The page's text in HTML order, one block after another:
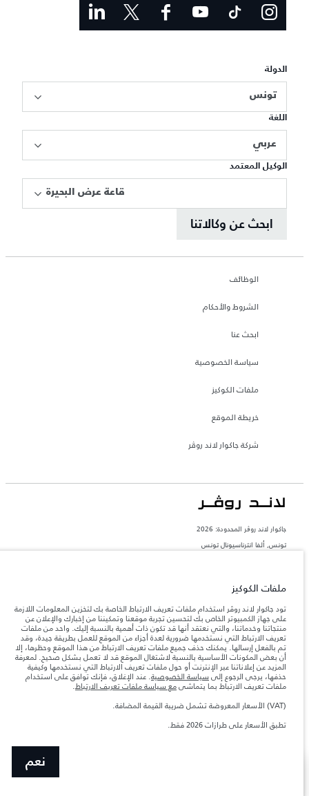
الدولة
تونس
اللغة
عربي
الوكيل المعتمد
قاعة عرض البحيرة
ابحث عن وكالاتنا
الوظائف
الشروط والأحكام
ابحث عنا
سياسة الخصوصية
ملفات الكوكيز
خريطة الموقع
شركة جاكوار لاند روڤر
جاكوار لاند روڨر المحدودة: 2026
تونس, ألفا انترناسيونال تونس
والحمولة.
المعلومات والمواصفات والأسعار والألوان المذكورة على هذا الموقع قد تختلف من بلد إلى
آخر، كما أنّها قد تتغير بدون إشعار مسبق. الرجاء التواصل مع وكيلنا المحلي للتأكد من توفّرها
والتحقق من الأسعار.
ملاحظة مهمة حول الصور والمواصفات. إن النقص العالمي في أشباه الموصلات يؤثر حاليًا
في مواصفات تصميم السيارات وتوفر الخيارات وتوقيتات التصاميم. هذا ظرف ديناميكي
للغاية، ونتيجة لذلك، قد لا تمثّل الصور المستخدَمة ضمن موقع الويب حاليًا المواصفات الحالية
بالكامل بالنسبة إلى الميزات والخيارات والحلية ومجموعات الألوان. يرجى استشارة وكيلك الذي
سيتمكّن من تأكيد أي تقييدات حالية معك للسماح لك باتخاذ قرار مدروس
الأرقام المقدمة هي نتيجة لاختبارات المصنع الرسمية وفقاً لتشريعات الاتحاد الأوروبي. قد
الأرقام بغرض المقارنة فحسب.‎‎‎
ملفات الكوكيز
تود جاكوار لاند روڤر استخدام ملفات تعريف الارتباط الخاصة بك لتخزين المعلومات اللازمة
على جهاز الكمبيوتر الخاص بك لتحسين تجربة موقعنا وتمكيننا من إخبارك والإعلان عن
منتجاتنا وخدماتنا، والتي نعتقد أنها قد تكون ذات أهمية بالنسبة إليك. واحد من ملفات
تعريف الارتباط التي نستخدمها ضرورية لعدة أجزاء من الموقع للعمل بطريقة جيدة، وقد
تم بالفعل إرسالها. يمكنك حذف جميع ملفات تعريف الارتباط من هذا الموقع وحظرها، إلا
أن بعض المكونات الأساسية بالنسبة لاشتغال الموقع قد لا تعمل بشكل صحيح. لمعرفة
المزيد عن إعلاناتنا عبر الإنترنت أو حول ملفات تعريف الارتباط التي نستخدمها وكيفية
حذفها، يرجى الرجوع إلى سياسة الخصوصية. عند الإغلاق، فإنك توافق على استخدام
ملفات تعريف الارتباط بما يتماشىمع سياسة ملفات تعريف الارتباط.
(VAT) الأسعار المعروضة تشمل ضريبة القيمة المضافة.
تطبق الأسعار على طرازات 2026 فقط.
نعم
ابحث عن وكيل